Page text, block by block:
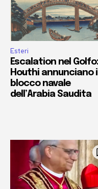
Esteri
Escalation nel
Houthi annunciano il
blocco navale
dell’Arabia Saudita